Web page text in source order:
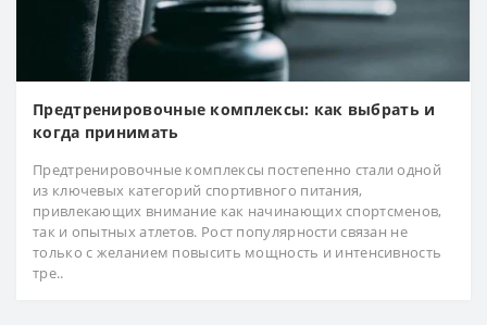
Предтренировочные комплексы: как выбрать и
когда принимать
Предтренировочные комплексы постепенно стали одной
из ключевых категорий спортивного питания,
привлекающих внимание как начинающих спортсменов,
так и опытных атлетов. Рост популярности связан не
только с желанием повысить мощность и интенсивность
тре..